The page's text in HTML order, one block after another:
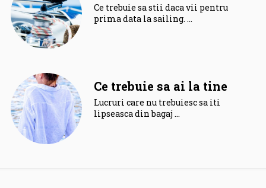
Ce trebuie sa stii daca vii pentru
prima data la sailing. …
Ce trebuie sa ai la tine
Lucruri care nu trebuiesc sa iti
lipseasca din bagaj …